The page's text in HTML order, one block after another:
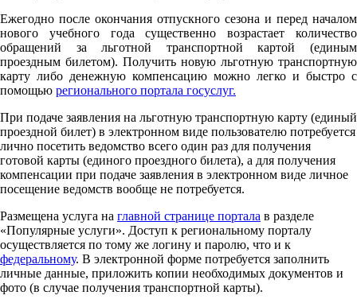
Ежегодно после окончания отпускного сезона и перед началом
нового учебного года существенно возрастает количество
обращений за льготной транспортной картой (единым
проездным билетом). Получить новую льготную транспортную
карту либо денежную компенсацию можно легко и быстро с
помощью регионального портала госуслуг.
При подаче заявления на льготную транспортную карту (единый
проездной билет) в электронном виде пользователю потребуется
лично посетить ведомство всего один раз для получения
готовой карты (единого проездного билета), а для получения
компенсации при подаче заявления в электронном виде личное
посещение ведомств вообще не потребуется.
Размещена услуга на главной странице портала в разделе
«Популярные услуги». Доступ к региональному порталу
осуществляется по тому же логину и паролю, что и к
федеральному. В электронной форме потребуется заполнить
личные данные, приложить копии необходимых документов и
фото (в случае получения транспортной карты).